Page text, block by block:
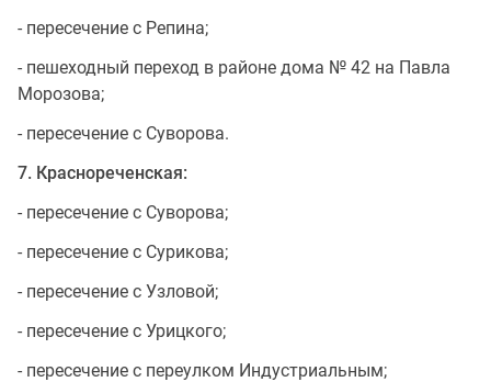
- пересечение с Репина;
- пешеходный переход в районе дома № 42 на Павла
Морозова;
- пересечение с Суворова.
7. Краснореченская:
- пересечение с Суворова;
- пересечение с Сурикова;
- пересечение с Узловой;
- пересечение с Урицкого;
- пересечение с переулком Индустриальным;